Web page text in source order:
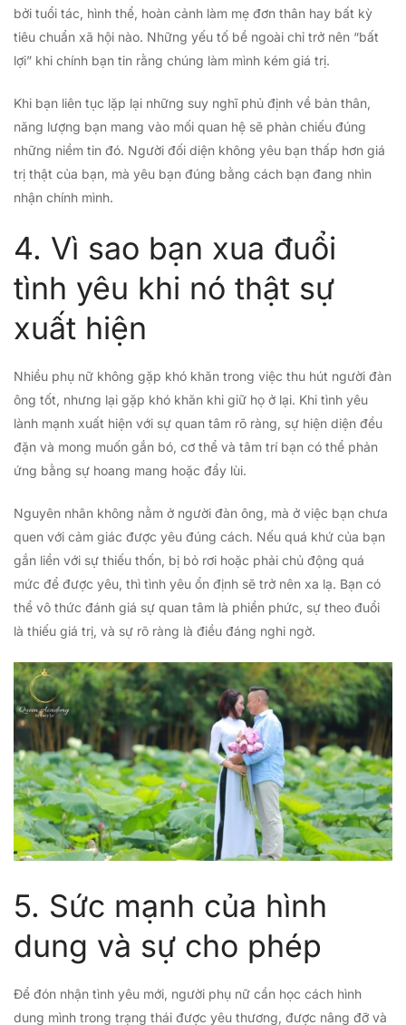
bởi tuổi tác, hình thể, hoàn cảnh làm mẹ đơn thân hay bất kỳ
tiêu chuẩn xã hội nào. Những yếu tố bề ngoài chỉ trở nên “bất
lợi” khi chính bạn tin rằng chúng làm mình kém giá trị.
Khi bạn liên tục lặp lại những suy nghĩ phủ định về bản thân,
năng lượng bạn mang vào mối quan hệ sẽ phản chiếu đúng
những niềm tin đó. Người đối diện không yêu bạn thấp hơn giá
trị thật của bạn, mà yêu bạn đúng bằng cách bạn đang nhìn
nhận chính mình.
4. Vì sao bạn xua đuổi
tình yêu khi nó thật sự
xuất hiện
Nhiều phụ nữ không gặp khó khăn trong việc thu hút người đàn
ông tốt, nhưng lại gặp khó khăn khi giữ họ ở lại. Khi tình yêu
lành mạnh xuất hiện với sự quan tâm rõ ràng, sự hiện diện đều
đặn và mong muốn gắn bó, cơ thể và tâm trí bạn có thể phản
ứng bằng sự hoang mang hoặc đẩy lùi.
Nguyên nhân không nằm ở người đàn ông, mà ở việc bạn chưa
quen với cảm giác được yêu đúng cách. Nếu quá khứ của bạn
gắn liền với sự thiếu thốn, bị bỏ rơi hoặc phải chủ động quá
mức để được yêu, thì tình yêu ổn định sẽ trở nên xa lạ. Bạn có
thể vô thức đánh giá sự quan tâm là phiền phức, sự theo đuổi
là thiếu giá trị, và sự rõ ràng là điều đáng nghi ngờ.
5. Sức mạnh của hình
dung và sự cho phép
Để đón nhận tình yêu mới, người phụ nữ cần học cách hình
dung mình trong trạng thái được yêu thương, được nâng đỡ và